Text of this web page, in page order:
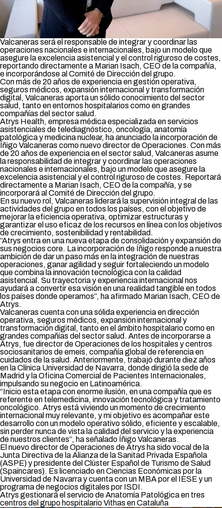
Valcaneras será el responsable de integrar y coordinar las
operaciones nacionales e internacionales, bajo un modelo que
asegure la excelencia asistencial y el control riguroso de costes,
reportando directamente a Marian Isach, CEO de la compañía,
e incorporándose al Comité de Dirección del grupo.
Con más de 20 años de experiencia en gestión operativa,
seguros médicos, expansión internacional y transformación
digital, Valcaneras aporta un sólido conocimiento del sector
salud, tanto en entornos hospitalarios como en grandes
compañías del sector salud.
Atrys Health, empresa médica especializada en servicios
asistenciales de telediagnóstico, oncología, anatomía
patológica y medicina nuclear, ha anunciado la incorporación de
Íñigo Valcaneras como nuevo director de Operaciones. Con más
de 20 años de experiencia en el sector salud, Valcaneras asume
la responsabilidad de integrar y coordinar las operaciones
nacionales e internacionales, bajo un modelo que asegure la
excelencia asistencial y el control riguroso de costes. Reportará
directamente a Marian Isach, CEO de la compañía, y se
incorporará al Comité de Dirección del grupo.
En su nuevo rol, Valcaneras liderará la supervisión integral de las
actividades del grupo en todos los países, con el objetivo de
mejorar la eficiencia operativa, optimizar estructuras y
garantizar el uso eficaz de los recursos en línea con los objetivos
de crecimiento, sostenibilidad y rentabilidad.
“Atrys entra en una nueva etapa de consolidación y expansión de
sus negocios core. La incorporación de Íñigo responde a nuestra
ambición de dar un paso más en la integración de nuestras
operaciones, ganar agilidad y seguir fortaleciendo un modelo
que combina la innovación tecnológica con la calidad
asistencial. Su trayectoria y experiencia internacional nos
ayudará a convertir esa visión en una realidad tangible en todos
los países donde operamos”, ha afirmado Marian Isach, CEO de
Atrys.
Valcaneras cuenta con una sólida experiencia en dirección
operativa, seguros médicos, expansión internacional y
transformación digital, tanto en el ámbito hospitalario como en
grandes compañías del sector salud. Antes de incorporarse a
Atrys, fue director de Operaciones de los hospitales y centros
sociosanitarios de emeis, compañía global de referencia en
cuidados de la salud. Anteriormente, trabajó durante diez años
en la Clínica Universidad de Navarra, donde dirigió la sede de
Madrid y la Oficina Comercial de Pacientes Internacionales,
impulsando su negocio en Latinoamérica.
“Inicio esta etapa con enorme ilusión, en una compañía que es
referente en telemedicina, innovación tecnológica y tratamiento
oncológico. Atrys está viviendo un momento de crecimiento
internacional muy relevante, y mi objetivo es acompañar este
desarrollo con un modelo operativo sólido, eficiente y escalable,
sin perder nunca de vista la calidad del servicio y la experiencia
de nuestros clientes”, ha señalado Íñigo Valcaneras.
El nuevo director de Operaciones de Atrys ha sido vocal de la
Junta Directiva de la Alianza de la Sanitad Privada Española
(ASPE) y presidente del Clúster Español de Turismo de Salud
(Spaincares). Es licenciado en Ciencias Económicas por la
Universidad de Navarra y cuenta con un MBA por el IESE y un
programa de negocios digitales por ISDI.
Atrys gestionará el servicio de Anatomía Patológica en tres
centros del grupo hospitalario Vithas en Cataluña